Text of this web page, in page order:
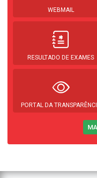
WEBMAIL
RESULTADO DE EXAMES
PORTAL DA